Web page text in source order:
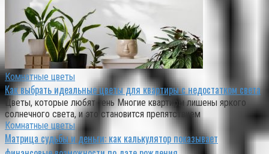
Комнатные цветы
Как выбрать идеальные цветы для квартиры с недостатком света
Цветы, которые любят тень Многие квартиры лишены яркого
солнечного света, и это становится препятствием
Комнатные цветы
Матрица судьбы и деньги: как калькулятор показывает